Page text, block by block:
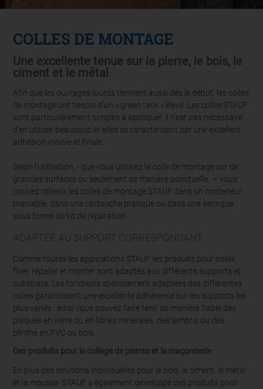
COLLES DE MONTAGE
Une excellente tenue sur la pierre, le bois, le
ciment et le métal
Afin que les ouvrages lourds tiennent aussi dès le début, les colles
de montage ont besoin d'un « green tack » élevé. Les colles STAUF
sont particulièrement simples à appliquer, il n'est pas nécessaire
d'en utiliser beaucoup et elles se caractérisent par une excellent
adhésion initiale et finale.
Selon l'utilisation, - que vous utilisiez la colle de montage sur de
grandes surfaces ou seulement de manière ponctuelle, – vous
pouvez obtenir les colles de montage STAUF dans un conteneur
maniable, dans une cartouche pratique ou dans une seringue
sous forme de kit de réparation.
ADAPTÉE AU SUPPORT CORRESPONDANT
Comme toutes les applications STAUF, les produits pour coller,
fixer, réparer et monter sont adaptés aux différents supports et
substrats. Les fonctions spécialement adaptées des différentes
colles garantissent une excellente adhérence sur les supports les
plus variés : ainsi vous pouvez faire tenir de manière fiable des
plaques en verre ou en fibres minérales, des lambris ou des
plinthe en PVC ou bois.
Des produits pour le collage de pierres et la maçonnerie
En plus des solutions individuelles pour le bois, le ciment, le métal
et la mousse, STAUF a également développé des produits pour